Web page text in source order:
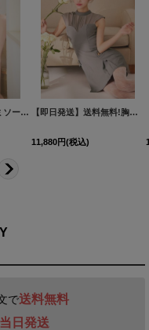
[8545SB-
フリルデザインキャミソールタイトミニドレス/キャバドレス【XS-Mサイズ/1カラー】[OF03]【YN】dzwvAG 【即日発送】送料無料!胸閉じ/ノースリーブ/シアー/プリーツ/ミニドレス/キャバドレス【XS-Lサイズ/1カラー】[OF01]【SB】dzmvIA
11,880円(税込)
で送料無料
当日発送